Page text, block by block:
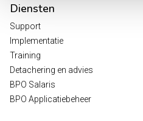
Diensten
Support
Implementatie
Training
Detachering en advies
BPO Salaris
BPO Applicatiebeheer